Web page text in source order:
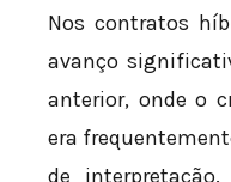
Nos contratos
avanço
anterior, onde o
era
de